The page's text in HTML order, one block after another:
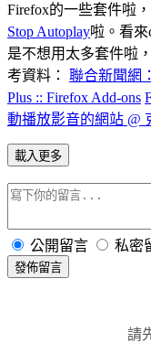
Firefox的一些套件啦
Stop Autoplay啦。看來
是不想用太多套件啦
考資料： 聯合新聞網
Plus :: Firefox Add-ons
動播放影音的網站 @
載入更多
公開留言 私密
發佈留言
請